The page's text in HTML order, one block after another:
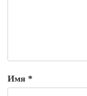
Имя *